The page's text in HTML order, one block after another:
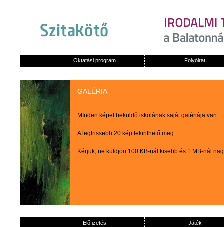
Oktatási program Folyóirat
GALÉRIA
MInden képet beküldő iskolának saját galériája van.
A legfrissebb 20 kép tekinthető meg.
Kérjük, ne küldjön 100 KB-nál kisebb és 1 MB-nál
Előfizetés Játék